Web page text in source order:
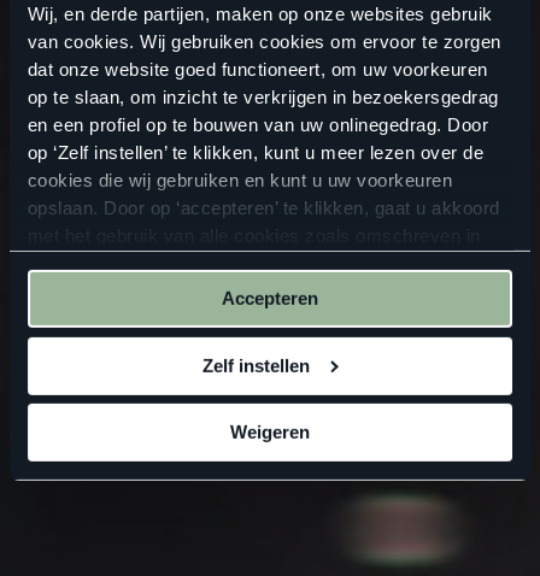
Wij, en derde partijen, maken op onze websites gebruik
van cookies. Wij gebruiken cookies om ervoor te zorgen
dat onze website goed functioneert, om uw voorkeuren
op te slaan, om inzicht te verkrijgen in bezoekersgedrag
en een profiel op te bouwen van uw onlinegedrag. Door
op ‘Zelf instellen’ te klikken, kunt u meer lezen over de
cookies die wij gebruiken en kunt u uw voorkeuren
opslaan. Door op ‘accepteren’ te klikken, gaat u akkoord
Accepteren
Zelf instellen
Weigeren